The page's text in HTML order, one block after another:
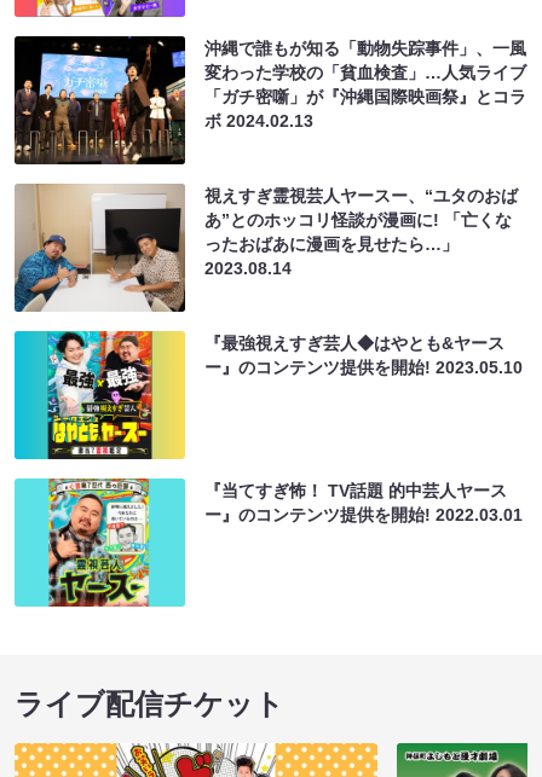
沖縄で誰もが知る「動物失踪事件」、一風
変わった学校の「貧血検査」…人気ライブ
「ガチ密噺」が『沖縄国際映画祭』とコラ
ボ2024.02.13
視えすぎ霊視芸人ヤースー、“ユタのおば
あ”とのホッコリ怪談が漫画に! 「亡くな
ったおばあに漫画を見せたら…」
2023.08.14
『最強視えすぎ芸人◆はやとも&ヤース
ー』のコンテンツ提供を開始!2023.05.10
『当てすぎ怖！ TV話題 的中芸人ヤース
ー』のコンテンツ提供を開始!2022.03.01
ライブ配信チケット